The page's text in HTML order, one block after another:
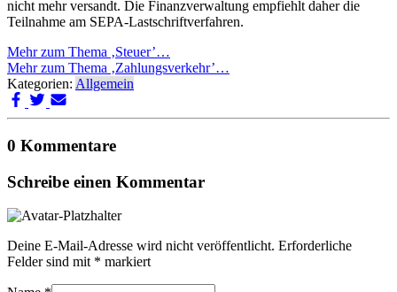
nicht mehr versandt. Die Finanzverwaltung empfiehlt daher die
Teilnahme am SEPA-Lastschriftverfahren.
Mehr zum Thema ‚Steuer’…
Mehr zum Thema ‚Zahlungsverkehr’…
Kategorien: Allgemein
0 Kommentare
Schreibe einen Kommentar
Deine E-Mail-Adresse wird nicht veröffentlicht. Erforderliche
Felder sind mit * markiert